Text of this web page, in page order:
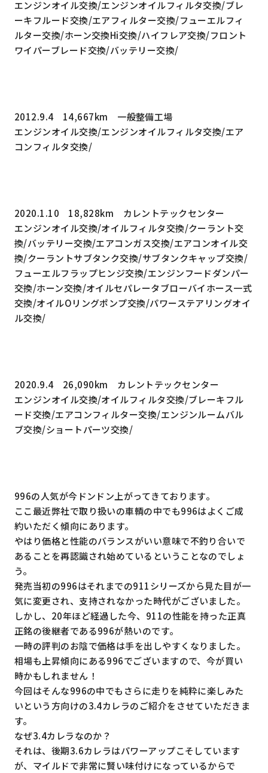
エンジンオイル交換/エンジンオイルフィルタ交換/ブレ
ーキフルード交換/エアフィルター交換/フューエルフィ
ルター交換/ホーン交換Hi交換/ハイフレア交換/フロント
ワイパーブレード交換/バッテリー交換/
2012.9.4 14,667km 一般整備工場
エンジンオイル交換/エンジンオイルフィルタ交換/エア
コンフィルタ交換/
2020.1.10 18,828km カレントテックセンター
エンジンオイル交換/オイルフィルタ交換/クーラント交
換/バッテリー交換/エアコンガス交換/エアコンオイル交
換/クーラントサブタンク交換/サブタンクキャップ交換/
フューエルフラップヒンジ交換/エンジンフードダンパー
交換/ホーン交換/オイルセパレータブローバイホース一式
交換/オイルOリングポンプ交換/パワーステアリングオイ
ル交換/
2020.9.4 26,090km カレントテックセンター
エンジンオイル交換/オイルフィルタ交換/ブレーキフル
ード交換/エアコンフィルター交換/エンジンルームバル
ブ交換/ショートパーツ交換/
996の人気が今ドンドン上がってきております。
ここ最近弊社で取り扱いの車輌の中でも996はよくご成
約いただく傾向にあります。
やはり価格と性能のバランスがいい意味で不釣り合いで
あることを再認識され始めているということなのでしょ
う。
発売当初の996はそれまでの911シリーズから見た目が一
気に変更され、支持されなかった時代がございました。
しかし、20年ほど経過した今、911の性能を持った正真
正銘の後継者である996が熱いのです。
一時の評判のお陰で価格は手を出しやすくなりました。
相場も上昇傾向にある996でございますので、今が買い
時かもしれません！
今回はそんな996の中でもさらに走りを純粋に楽しみた
いという方向けの3.4カレラのご紹介をさせていただきま
す。
なぜ3.4カレラなのか？
それは、後期3.6カレラはパワーアップこそしています
が、マイルドで非常に賢い味付けになっているからで